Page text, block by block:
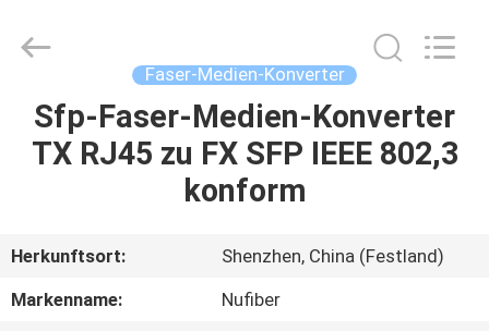
HAUS
ÜBER
UNS
Co.,Ltd.
Faser-Medien-Konverter
Sfp-Faser-Medien-Konverter
TX RJ45 zu FX SFP IEEE 802,3
konform
Herkunftsort:
Shenzhen, China (Festland)
Markenname:
Nufiber